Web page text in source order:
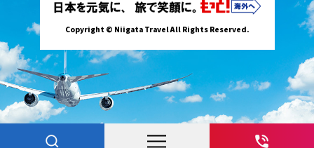
Copyright © Niigata Travel All Rights Reserved.